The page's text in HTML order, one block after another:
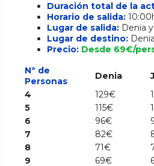
Duración total de la
Horario de salida:
Lugar de salida: Denia
Lugar de destino:
Precio: Desde 69€/
Nº de
Personas
Denia
4
129€
5
115€
6
96€
7
82€
8
71€
9
69€